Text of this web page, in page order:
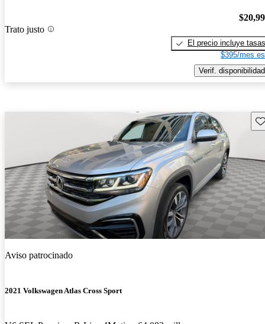
Trato justo
El precio incluye tasas
$395/mes
Verif. disponibilidad
Aviso patrocinado
2021 Volkswagen Atlas Cross Sport